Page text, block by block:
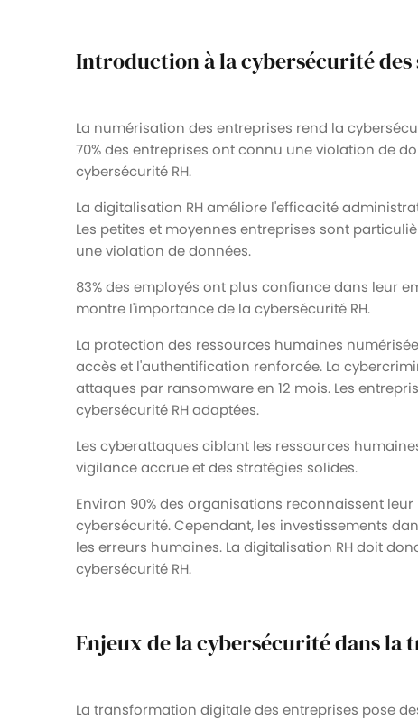
Introduction à la cybersécurité des
La numérisation des entreprises rend la
70% des entreprises ont connu une violation de
cybersécurité RH.
La digitalisation RH améliore l'efficacité
Les petites et moyennes entreprises sont
une violation de données.
83% des employés ont plus confiance dans leur
montre l'importance de la cybersécurité RH.
La protection des ressources humaines
accès et l'authentification renforcée. La
attaques par ransomware en 12 mois. Les
cybersécurité RH adaptées.
Les cyberattaques ciblant les ressources
vigilance accrue et des stratégies solides.
Environ 90% des organisations reconnaissent
cybersécurité. Cependant, les investissements
les erreurs humaines. La digitalisation RH doit
cybersécurité RH.
Enjeux de la cybersécurité dans la
La transformation digitale des entreprises pose